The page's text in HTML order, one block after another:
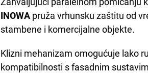
INOWA pruža vrhunsku zaštitu od
stambene i komercijalne objekte.
Klizni mehanizam omogućuje lako
kompatibilnosti s fasadnim